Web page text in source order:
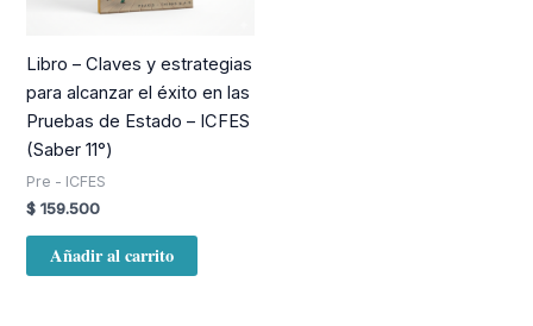
Libro – Claves y estrategias
para alcanzar el éxito en las
Pruebas de Estado – ICFES
(Saber 11°)
Pre - ICFES
$ 159.500
Añadir al carrito